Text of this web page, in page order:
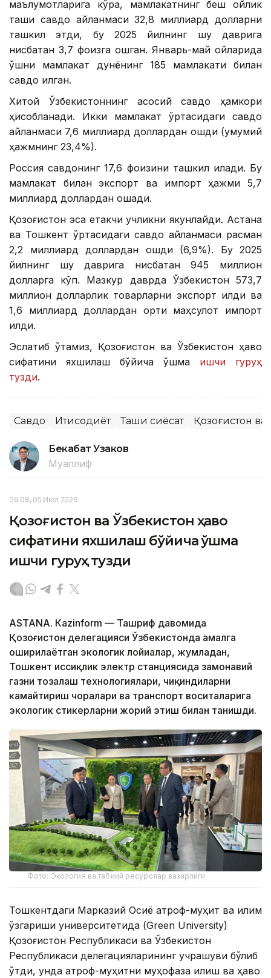
маълумотларига кўра, мамлакатнинг беш ойлик
ташқи савдо айланмаси 32,8 миллиард долларни
ташкил этди, бу 2025 йилнинг шу даврига
нисбатан 3,7 фоизга ошган. Январь-май ойларида
қўшни мамлакат дунёнинг 185 мамлакати билан
савдо қилган.
Хитой Ўзбекистоннинг асосий савдо ҳамкори
ҳисобланади. Икки мамлакат ўртасидаги савдо
айланмаси 7,6 миллиард доллардан ошди (умумий
ҳажмнинг 23,4%).
Россия савдонинг 17,6 фоизини ташкил қилади. Бу
мамлакат билан экспорт ва импорт ҳажми 5,7
миллиард доллардан ошади.
Қозоғистон эса етакчи учликни якунлайди. Астана
ва Тошкент ўртасидаги савдо айланмаси расман
2,2 миллиард доллардан ошди (6,9%). Бу 2025
йилнинг шу даврига нисбатан 945 миллион
долларга кўп. Мазкур даврда Ўзбекистон 573,7
миллион долларлик товарларни экспорт қилди ва
1,6 миллиард доллардан ортиқ маҳсулот импорт
қилди.
Эслатиб ўтамиз, Қозоғистон ва Ўзбекистон ҳаво
сифатини яхшилаш бўйича қўшма ишчи гуруҳ
тузди.
Савдо Иқтисодиёт Ташқи сиёсат Қозоғистон ва
Бекабат Узаков
Муаллиф
09:08, 05 Июл 2026
Қозоғистон ва Ўзбекистон ҳаво
сифатини яхшилаш бўйича қўшма
ишчи гуруҳ тузди
ASTANА. Кazinform — Ташриф давомида
Қозоғистон делегацияси Ўзбекистонда амалга
оширилаётган экологик лойиҳалар, жумладан,
Тошкент иссиқлик электр станциясида замонавий
газни тозалаш технологиялари, чиқиндиларни
камайтириш чоралари ва транспорт воситаларига
экологик стикерларни жорий этиш билан танишди.
Фото: Экология ва табиий ресурслар вазирлиги
Тошкентдаги Марказий Осиё атроф-муҳит ва иқлим
ўзгариши университетида (Green University)
Қозоғистон Республикаси ва Ўзбекистон
Республикаси делегацияларининг учрашуви бўлиб
ўтди, унда атроф-муҳитни муҳофаза қилиш ва ҳаво